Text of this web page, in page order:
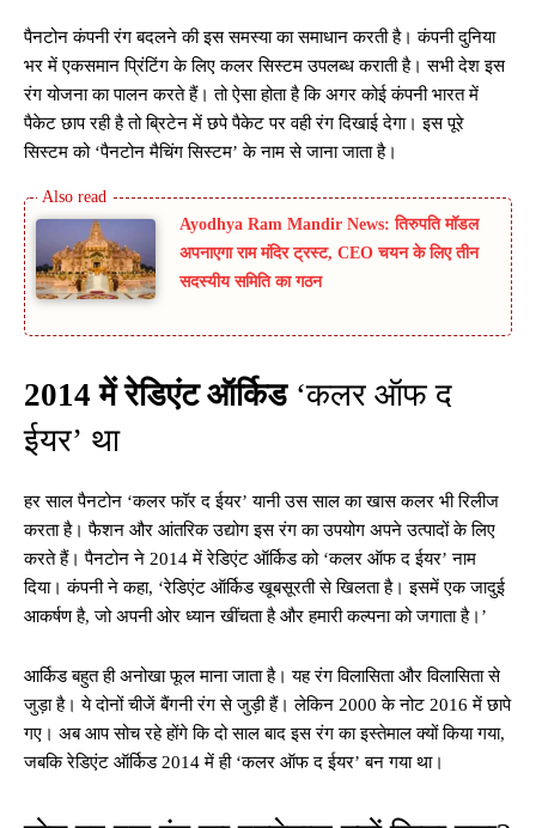
पैनटोन कंपनी रंग बदलने की इस समस्या का समाधान करती है। कंपनी दुनिया
भर में एकसमान प्रिंटिंग के लिए कलर सिस्टम उपलब्ध कराती है। सभी देश इस
रंग योजना का पालन करते हैं। तो ऐसा होता है कि अगर कोई कंपनी भारत में
पैकेट छाप रही है तो ब्रिटेन में छपे पैकेट पर वही रंग दिखाई देगा। इस पूरे
सिस्टम को ‘पैनटोन मैचिंग सिस्टम’ के नाम से जाना जाता है।
Ayodhya Ram Mandir News: तिरुपति मॉडल
अपनाएगा राम मंदिर ट्रस्ट, CEO चयन के लिए तीन
सदस्यीय समिति का गठन
2014 में रेडिएंट ऑर्किड‘कलर ऑफ द
ईयर’ था
हर साल पैनटोन ‘कलर फॉर द ईयर’ यानी उस साल का खास कलर भी रिलीज
करता है। फैशन और आंतरिक उद्योग इस रंग का उपयोग अपने उत्पादों के लिए
करते हैं। पैनटोन ने 2014 में रेडिएंट ऑर्किड को ‘कलर ऑफ द ईयर’ नाम
दिया। कंपनी ने कहा, ‘रेडिएंट ऑर्किड खूबसूरती से खिलता है। इसमें एक जादुई
आकर्षण है, जो अपनी ओर ध्यान खींचता है और हमारी कल्पना को जगाता है।’
आर्किड बहुत ही अनोखा फूल माना जाता है। यह रंग विलासिता और विलासिता से
जुड़ा है। ये दोनों चीजें बैंगनी रंग से जुड़ी हैं। लेकिन 2000 के नोट 2016 में छापे
गए। अब आप सोच रहे होंगे कि दो साल बाद इस रंग का इस्तेमाल क्यों किया गया,
जबकि रेडिएंट ऑर्किड 2014 में ही ‘कलर ऑफ द ईयर’ बन गया था।